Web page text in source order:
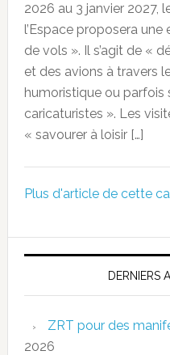
2026 au 3 janvier 2027,
l’Espace proposera
de vols ». Il s’agit de «
et des avions à travers
humoristique ou parfois
caricaturistes ». Les
« savourer à loisir […]
Plus d'article de cette
DERNIERS
ZRT pour des
2026